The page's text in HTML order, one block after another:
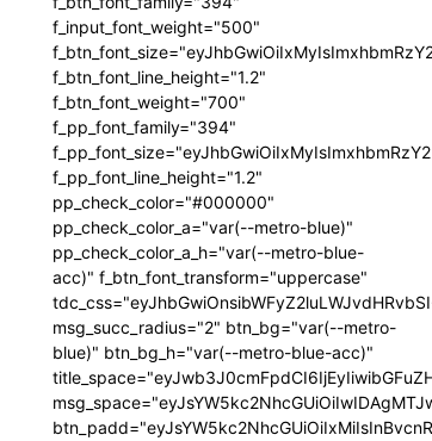
f_input_font_weight="500"
f_btn_font_line_height="1.2"
f_btn_font_weight="700"
f_pp_font_family="394"
f_pp_font_line_height="1.2"
pp_check_color="#000000"
pp_check_color_a="var(--metro-blue)"
pp_check_color_a_h="var(--metro-blue-
acc)" f_btn_font_transform="uppercase"
msg_succ_radius="2" btn_bg="var(--metro-
blue)" btn_bg_h="var(--metro-blue-acc)"